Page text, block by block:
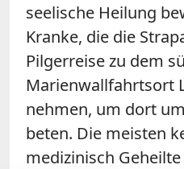
seelische Heilung
Kranke, die die
Pilgerreise zu dem
Marienwallfahrtsort
nehmen, um dort
beten. Die meisten
medizinisch